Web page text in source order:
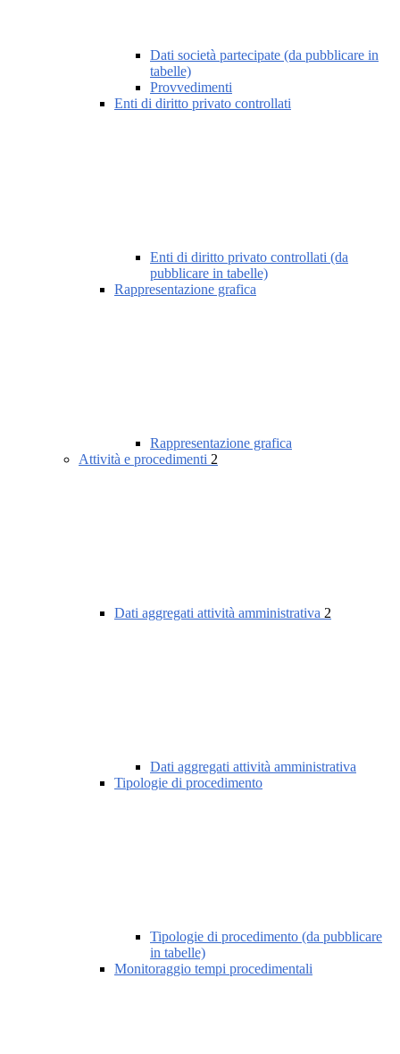
Dati società partecipate (da pubblicare in
tabelle)
Provvedimenti
Enti di diritto privato controllati
Enti di diritto privato controllati (da
pubblicare in tabelle)
Rappresentazione grafica
Rappresentazione grafica
Attività e procedimenti 2
Dati aggregati attività amministrativa 2
Dati aggregati attività amministrativa
Tipologie di procedimento
Tipologie di procedimento (da pubblicare
in tabelle)
Monitoraggio tempi procedimentali